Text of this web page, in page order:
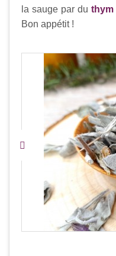
la sauge par du thym
Bon appétit !